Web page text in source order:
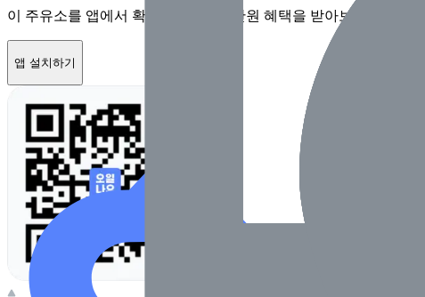
이 주유소를 앱에서 확인하고 최대 1만원 혜택을 받아보세요
앱 설치하기